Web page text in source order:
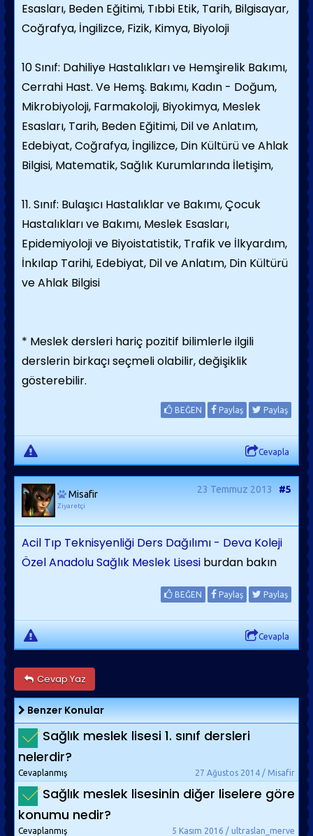
Esasları, Beden Eğitimi, Tıbbi Etik, Tarih, Bilgisayar,
Coğrafya, İngilizce, Fizik, Kimya, Biyoloji
10 Sınıf: Dahiliye Hastalıkları ve Hemşirelik Bakımı,
Cerrahi Hast. Ve Hemş. Bakımı, Kadın - Doğum,
Mikrobiyoloji, Farmakoloji, Biyokimya, Meslek
Esasları, Tarih, Beden Eğitimi, Dil ve Anlatım,
Edebiyat, Coğrafya, İngilizce, Din Kültürü ve Ahlak
Bilgisi, Matematik, Sağlık Kurumlarında İletişim,
11. Sınıf: Bulaşıcı Hastalıklar ve Bakımı, Çocuk
Hastalıkları ve Bakımı, Meslek Esasları,
Epidemiyoloji ve Biyoistatistik, Trafik ve İlkyardım,
İnkılap Tarihi, Edebiyat, Dil ve Anlatım, Din Kültürü
ve Ahlak Bilgisi
* Meslek dersleri hariç pozitif bilimlerle ilgili
derslerin birkaçı seçmeli olabilir, değişiklik
gösterebilir.
BEĞEN Paylaş Paylaş
Cevapla
Misafir
Ziyaretçi
23 Temmuz 2013 #5
Acil Tıp Teknisyenliği Ders Dağılımı - Deva Koleji
Özel Anadolu Sağlık Meslek Lisesi burdan bakın
BEĞEN Paylaş Paylaş
Cevapla
Cevap Yaz
Benzer Konular
Sağlık meslek lisesi 1. sınıf dersleri
nelerdir?
27 Ağustos 2014 / Misafir
Cevaplanmış
Sağlık meslek lisesinin diğer liselere göre
konumu nedir?
5 Kasım 2016 / ultraslan_merve
Cevaplanmış